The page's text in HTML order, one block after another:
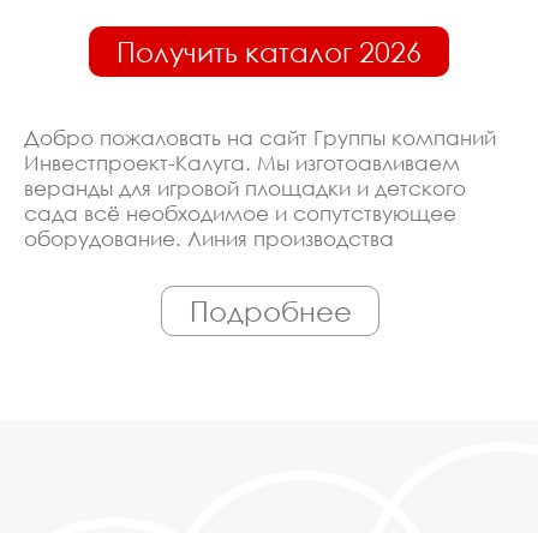
Получить каталог 2026
Добро пожаловать на сайт Группы компаний
Инвестпроект-Калуга. Мы изготоавливаем
веранды для игровой площадки и детского
сада всё необходимое и сопутствующее
оборудование. Линия производства
работает только квалифицированный
персонал. Поэтому Вы всегда можете
рассчитывать на исключительно высокую
Подробнее